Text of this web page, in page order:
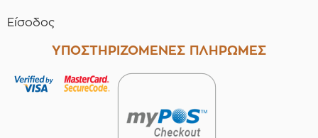
Είσοδος
ΥΠΟΣΤΗΡΙΖΟΜΕΝΕΣ ΠΛΗΡΩΜΕΣ